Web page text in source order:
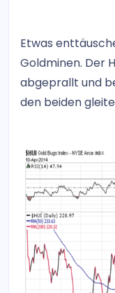
Etwas
Goldminen. Der
abgeprallt und
den beiden